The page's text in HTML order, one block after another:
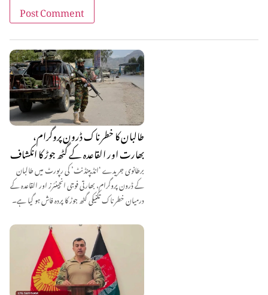
طالبان کا خطرناک ڈرون پروگرام،
بھارت اور القاعدہ کے گٹھ جوڑ کا انکشاف
برطانوی جریدے ‘انڈیپنڈنٹ’ کی رپورٹ میں طالبان
کے ڈرون پروگرام، بھارتی فوجی انجینئرز اور القاعدہ کے
درمیان خطرناک تکنیکی گٹھ جوڑ کا پردہ فاش ہو گیا ہے۔